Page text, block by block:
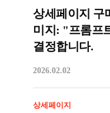
상세페이지 구
미지: "프롬프
결정합니다.
2026.02.02
상세페이지